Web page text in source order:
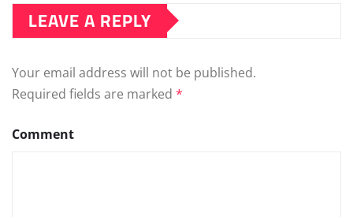
LEAVE A REPLY
Your email address will not be published.
Required fields are marked *
Comment